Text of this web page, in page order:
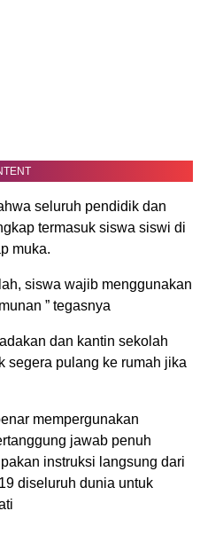
seluruh pendidik dan
termasuk siswa siswi di
muka.
siswa wajib menggunakan
” tegasnya
dan kantin sekolah
segera pulang ke rumah jika
mempergunakan
jawab penuh
instruksi langsung dari
diseluruh dunia untuk